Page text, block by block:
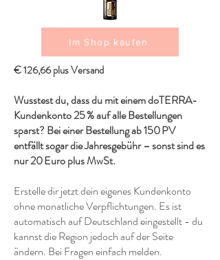
Im Shop kaufen
€ 126,66 plus Versand
Wusstest du, dass du mit einem doTERRA-
Kundenkonto 25 % auf alle Bestellungen
sparst? Bei einer Bestellung ab 150 PV
entfällt sogar die Jahresgebühr – sonst sind es
nur 20 Euro plus MwSt.
Erstelle dir jetzt dein eigenes Kundenkonto
ohne monatliche Verpflichtungen. Es ist
automatisch auf Deutschland eingestellt - du
kannst die Region jedoch auf der Seite
ändern. Bei Fragen einfach melden.